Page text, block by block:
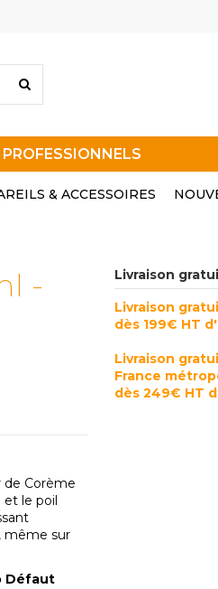
& ACCESSOIRES
-
de Corème
et le poil
même sur
Défaut
Livraison
Livraison
dès 199€ HT
Livraison
France
dès 249€ HT